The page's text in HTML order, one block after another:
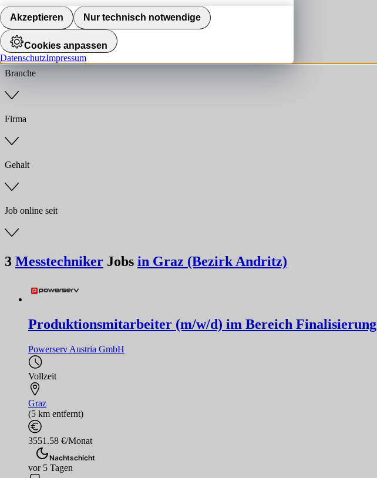
Jobs finden
Anstellungsart
Branche
Firma
Gehalt
Job online seit
3 Messtechniker Jobs in Graz (Bezirk Andritz)
Produktionsmitarbeiter (m/w/d) im Bereich Finalisierung
Powerserv Austria GmbH
Vollzeit
Graz
(5 km entfernt)
3551.58 €/Monat
Nachtschicht
vor 5 Tagen
Akzeptieren Nur technisch notwendige
Cookies anpassen
DatenschutzImpressum